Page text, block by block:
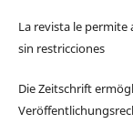
La revista le
sin restricciones
Die Zeitschrift